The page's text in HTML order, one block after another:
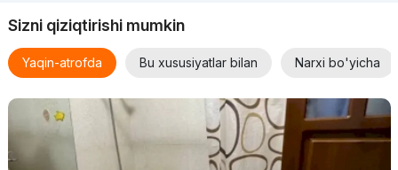
Sizni qiziqtirishi mumkin
Yaqin-atrofda Bu xususiyatlar bilan Narxi bo'yicha